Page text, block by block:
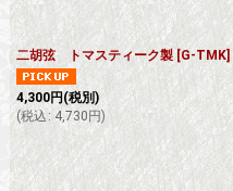
二胡弦 トマスティーク製 [G-TMK]
4,300円 (税別)
(税込 : 4,730 円)